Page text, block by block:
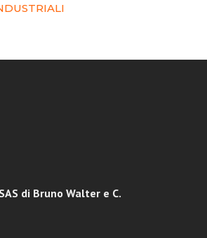
di Bruno Walter e C.